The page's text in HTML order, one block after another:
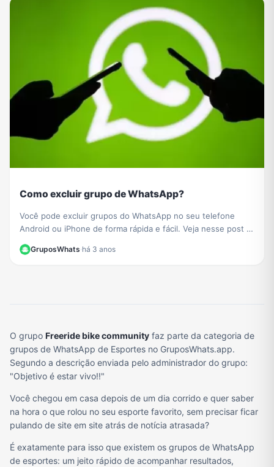
Como excluir grupo de WhatsApp?
Você pode excluir grupos do WhatsApp no ​​seu telefone
Android ou iPhone de forma rápida e fácil. Veja nesse post o
GruposWhats·há 3 anos
O grupo Freeride bike community faz parte da categoria de
grupos de WhatsApp de Esportes no GruposWhats.app.
Segundo a descrição enviada pelo administrador do grupo:
"Objetivo é estar vivo!!"
Você chegou em casa depois de um dia corrido e quer saber
na hora o que rolou no seu esporte favorito, sem precisar ficar
pulando de site em site atrás de notícia atrasada?
É exatamente para isso que existem os grupos de WhatsApp
de esportes: um jeito rápido de acompanhar resultados,